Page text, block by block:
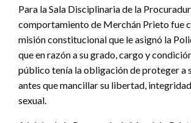
Para la Sala Disciplinaria de la
comportamiento de Merchán Prieto fue
misión constitucional que le asignó la
que en razón a su grado, cargo y
público tenía la obligación de proteger a
antes que mancillar su libertad,
sexual.